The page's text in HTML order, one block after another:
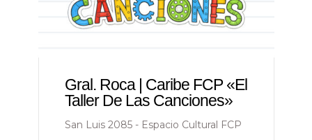
Gral. Roca | Caribe FCP «El
Taller De Las Canciones»
San Luis 2085 - Espacio Cultural FCP